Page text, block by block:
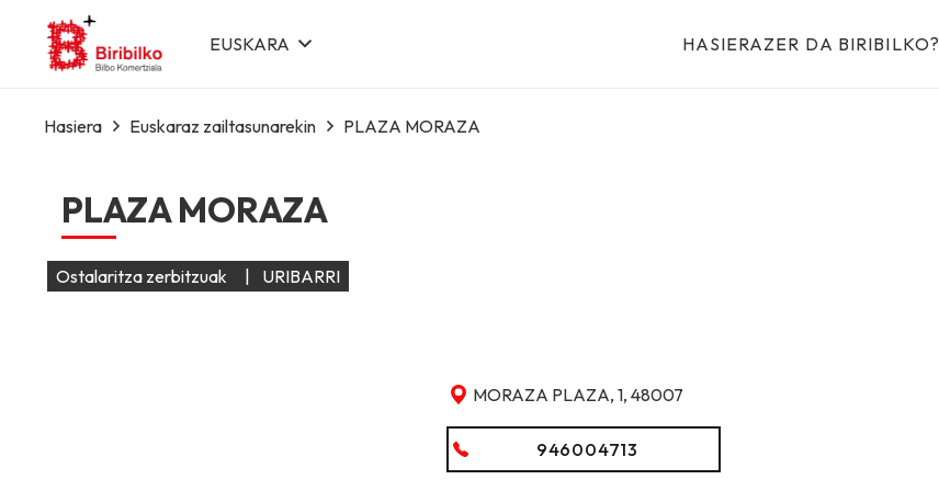
EUSKARA HASIERAZER DA BIRIBILKO?
Hasiera Euskaraz zailtasunarekin PLAZA MORAZA
PLAZA MORAZA
Ostalaritza zerbitzuak | URIBARRI
MORAZA PLAZA, 1, 48007
946004713